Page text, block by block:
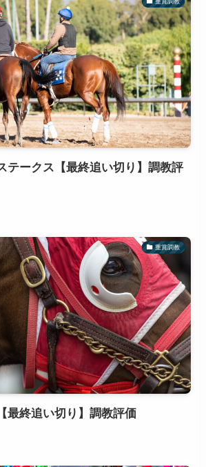
テークス【最終追い切り】調教評
重賞調教
最終追い切り】調教評価